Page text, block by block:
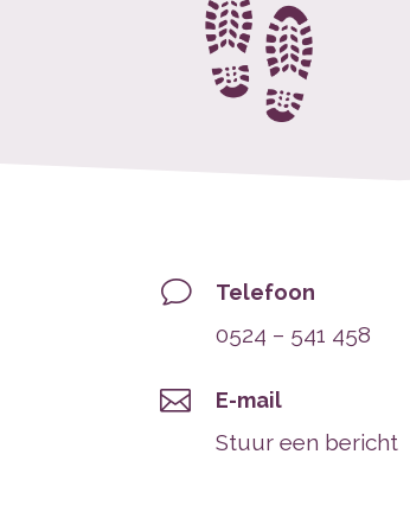
v Telefoon
0524 – 541 458
 E-mail
Stuur een bericht